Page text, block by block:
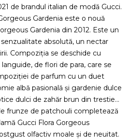
de brandul italian de modă Gucci.
Gardenia este o nouă
Gardenia din 2012. Este un
absolută, un nectar
Compoziția se deschide cu
de flori de para, care se
de parfum cu un duet
albă pasională și gardenie dulce
dulci de zahăr brun din trestie și
frunze de patchouli completează
Gucci Flora Gorgeous
olfactiv moale și de neuitat.